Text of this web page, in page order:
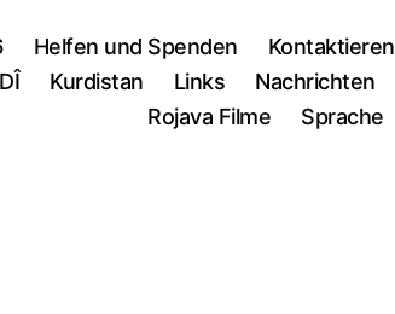
Helfen und Spenden Kontaktieren
Kurdistan Links Nachrichten
Rojava Filme
Sprache